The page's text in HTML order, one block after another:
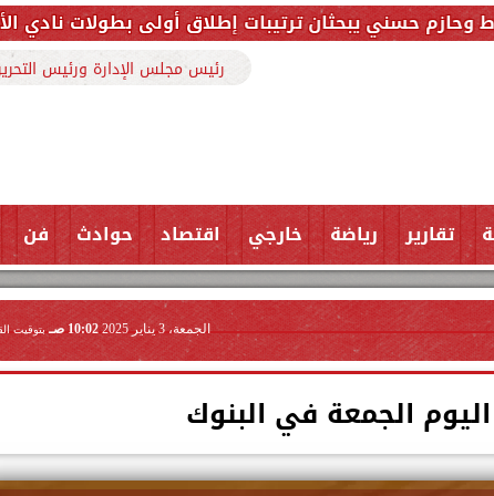
ترتيبات إطلاق أولى بطولات نادي الأجواد للرماية
رئيس مجلس الإدارة ورئيس
تقارير رياضة خارجي اقتصاد حوادث فن
الجمعة، 3 يناير 2025 10:02 صـ بتوقيت
الجمعة في البنوك